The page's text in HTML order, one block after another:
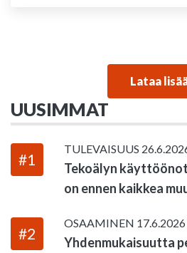
Lataa
UUSIMMAT
#1
TULEVAISUUS
Tekoälyn
on ennen kaikkea
#2
OSAAMINEN 17.6.2026
Yhdenmukaisuutta